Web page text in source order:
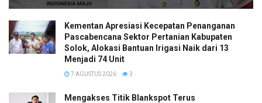
Kementan Apresiasi Kecepatan Penanganan
Pascabencana Sektor Pertanian Kabupaten
Solok, Alokasi Bantuan Irigasi Naik dari 13
Menjadi 74 Unit
7 AGUSTUS 2026 3
Mengakses Titik Blankspot Terus